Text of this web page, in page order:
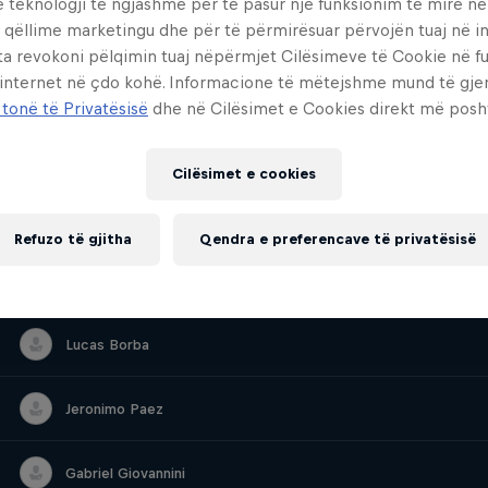
Junafer Vélez
Sebastian Holguín
Lucas Borba
Jeronimo Paez
Gabriel Giovannini
Junafer Vélez
Sebastian Holguín
Lucas Borba
Jeronimo Paez
Gabriel Giovannini
marketingu dhe për të përmirësuar përvojën tuaj në
revokoni pëlqimin tuaj nëpërmjet Cilësimeve të Cookie në
në çdo kohë. Informacione të mëtejshme mund të
të Privatësisë dhe në Cilësimet e Cookies direkt më
Cilësimet e cookies
Refuzo të gjitha Qendra e preferencave të privatësisë